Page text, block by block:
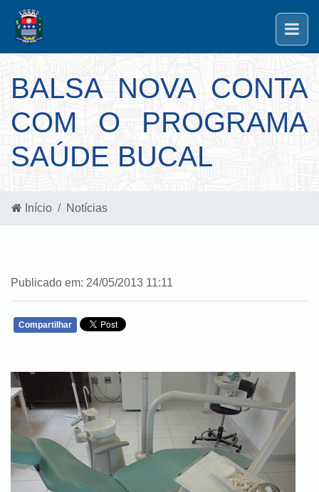
BALSA NOVA CONTA
COM O PROGRAMA
SAÚDE BUCAL
Início Notícias
Publicado em: 24/05/2013 11:11
Compartilhar